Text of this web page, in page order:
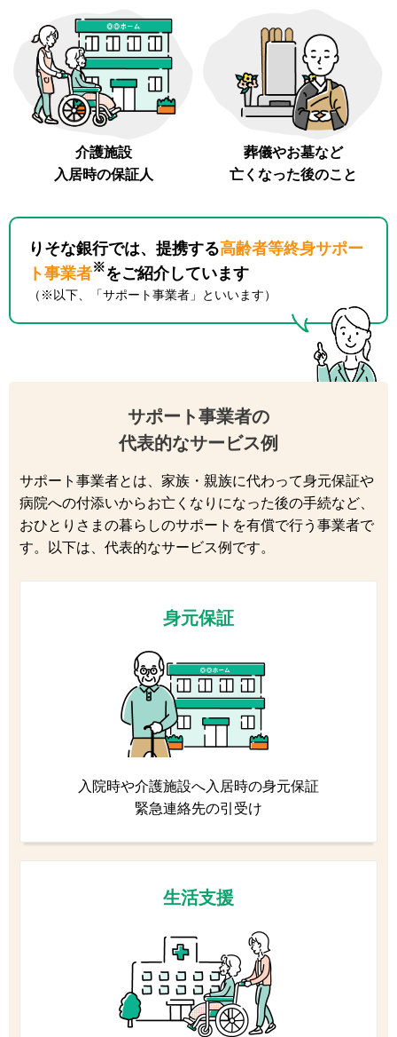
介護施設
入居時の保証人
葬儀やお墓など
亡くなった後のこと
りそな銀行では、提携する高齢者等終身サポー
ト事業者※をご紹介しています
（※以下、「サポート事業者」といいます）
サポート事業者の
代表的なサービス例
サポート事業者とは、家族・親族に代わって身元保証や
病院への付添いからお亡くなりになった後の手続など、
おひとりさまの暮らしのサポートを有償で行う事業者で
す。以下は、代表的なサービス例です。
身元保証
入院時や介護施設へ入居時の身元保証
緊急連絡先の引受け
生活支援